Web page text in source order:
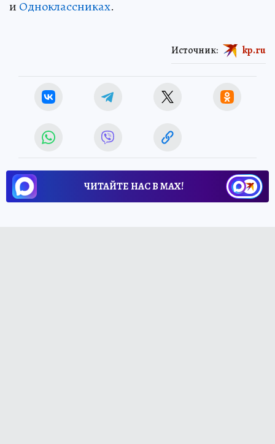
и Одноклассниках.
Источник: kp.ru
ЧИТАЙТЕ НАС В МАХ!